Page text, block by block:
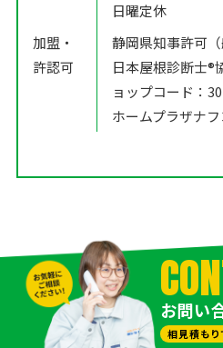
日曜定休
加盟・
許認可
静岡県知事許可
日本屋根診断士®️
ョップコード：
ホームプラザナ
お問い
相見積もり